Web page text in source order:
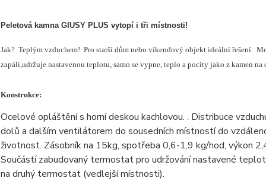
Peletová kamna GIUSY PLUS vytopí i tři místnosti!
Jak? Teplým vzduchem! Pro starší dům nebo víkendový objekt ideální řešení.
zapálí,udržuje nastavenou teplotu, samo se vypne, teplo a pocity jako z kamen
Konstrukce:
Ocelové opláštění s horní deskou kachlovou. . Distribuce
dolů a dalším ventilátorem do sousedních místností do
životnost. Zásobník na 15kg, spotřeba 0,6-1,9 kg/hod, výkon
Součástí zabudovaný termostat pro udržování nastavené
na druhý termostat (vedlejší místnosti).